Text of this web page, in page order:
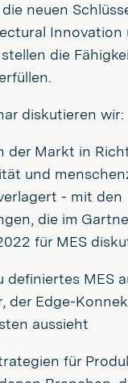
neuen
Innovation
die
diskutieren wir:
der Markt in
und
- mit den
die im
für MES
definiertes MES
der Edge-
aussieht
für